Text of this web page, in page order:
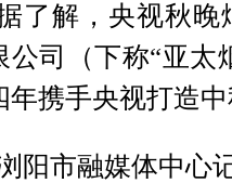
了解，央视秋晚
公司（下称“亚太
年携手央视打造
阳市融媒体中心